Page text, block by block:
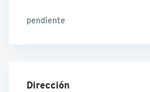
pendiente
Dirección